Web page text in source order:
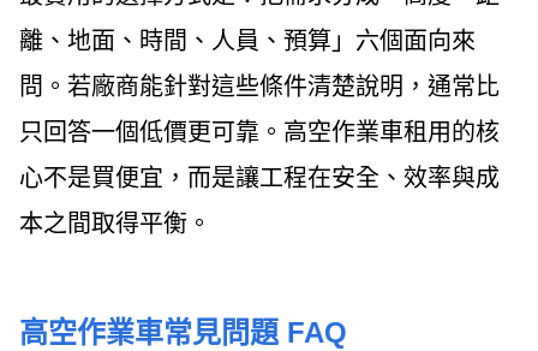
離、地面、時間、人員、預算」六個面向來
問。若廠商能針對這些條件清楚說明，通常比
只回答一個低價更可靠。高空作業車租用的核
心不是買便宜，而是讓工程在安全、效率與成
本之間取得平衡。
高空作業車常見問題 FAQ